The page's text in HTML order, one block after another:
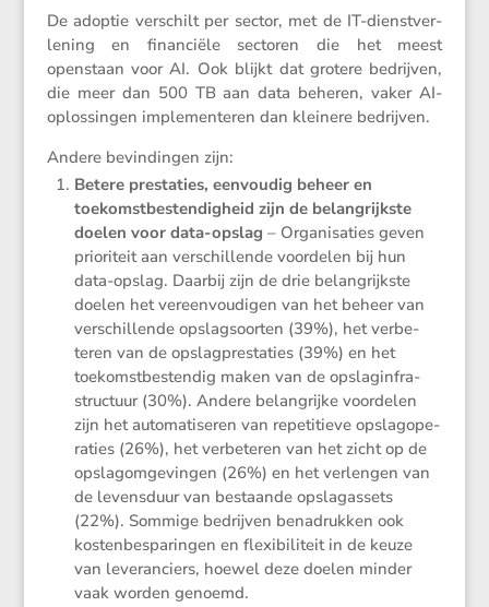
De adoptie verschilt per sector, met de IT-dienst­ver­
le­ning en finan­ciële sectoren die het meest
openstaan voor AI. Ook blijkt dat grotere bedrijven,
die meer dan 500 TB aan data beheren, vaker AI-
oplos­singen imple­men­teren dan kleinere bedrijven.
Andere bevin­dingen zijn:
Betere presta­ties, eenvoudig beheer en
toekomst­be­sten­dig­heid zijn de belang­rijkste
doelen voor data-opslag – Organi­sa­ties geven
priori­teit aan verschil­lende voordelen bij hun
data-opslag. Daarbij zijn de drie belang­rijkste
doelen het vereen­vou­digen van het beheer van
verschil­lende opslag­soorten (39%), het verbe­
teren van de opslag­pres­ta­ties (39%) en het
toekomst­be­stendig maken van de opslag­in­fra­
struc­tuur (30%). Andere belang­rijke voordelen
zijn het automa­ti­seren van repeti­tieve opslag­ope­
ra­ties (26%), het verbe­teren van het zicht op de
opslagom­ge­vingen (26%) en het verlengen van
de levens­duur van bestaande opslag­as­sets
(22%). Sommige bedrijven benadrukken ook
kosten­be­spa­ringen en flexi­bi­li­teit in de keuze
van leveran­ciers, hoewel deze doelen minder
vaak worden genoemd.